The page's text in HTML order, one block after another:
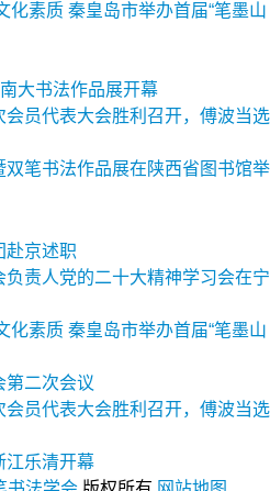
化素质 秦皇岛市举办首届“笔墨山
大书法作品展开幕
员代表大会胜利召开，傅波当选
笔书法作品展在陕西省图书馆举
赴京述职
责人党的二十大精神学习会在宁
化素质 秦皇岛市举办首届“笔墨山
第二次会议
员代表大会胜利召开，傅波当选
江乐清开幕